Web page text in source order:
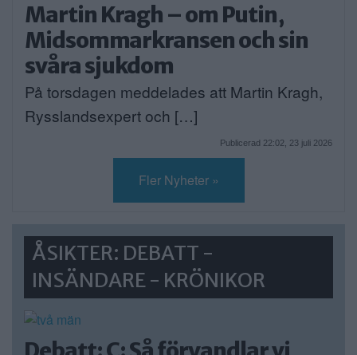
Martin Kragh – om Putin,
Midsommarkransen och sin
svåra sjukdom
På torsdagen meddelades att Martin Kragh,
Rysslandsexpert och […]
Publicerad 22:02, 23 juli 2026
Fler Nyheter »
ÅSIKTER: DEBATT -
INSÄNDARE - KRÖNIKOR